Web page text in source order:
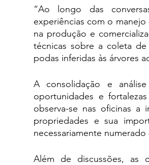
“Ao longo das
experiências com o
na produção e
técnicas sobre a coleta
podas inferidas às árvores
A consolidação e
oportunidades e
observa-se nas oficinas a
propriedades e sua
necessariamente numerado
Além de discussões, as